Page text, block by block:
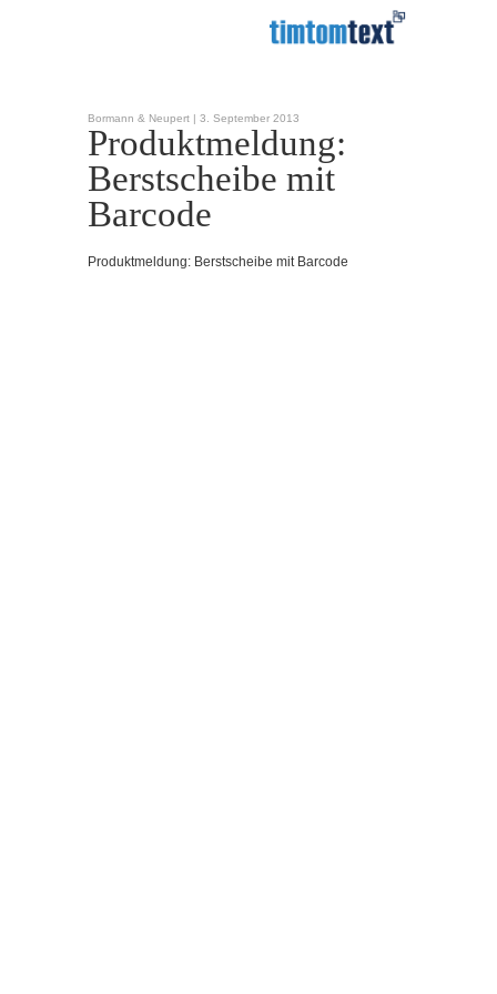
Bormann & Neupert | 3. September 2013
Produktmeldung:
Berstscheibe mit
Barcode
Produktmeldung: Berstscheibe mit Barcode